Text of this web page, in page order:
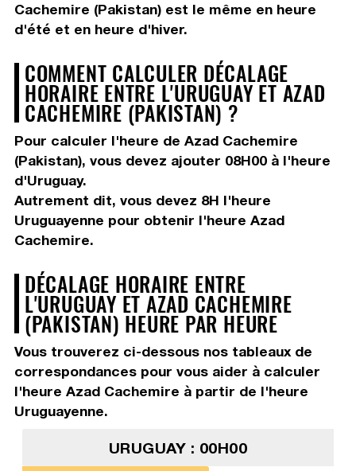
Cachemire (Pakistan) est le même en heure
d'été et en heure d'hiver.
COMMENT CALCULER DÉCALAGE
HORAIRE ENTRE L'URUGUAY ET AZAD
CACHEMIRE (PAKISTAN) ?
Pour calculer l'heure de Azad Cachemire
(Pakistan), vous devez ajouter 08H00à l'heure
d'Uruguay.
Autrement dit, vous devez 8H l'heure
Uruguayenne pour obtenir l'heure Azad
Cachemire.
DÉCALAGE HORAIRE ENTRE
L'URUGUAY ET AZAD CACHEMIRE
(PAKISTAN) HEURE PAR HEURE
Vous trouverez ci-dessous nos tableaux de
correspondances pour vous aider à calculer
l'heure Azad Cachemire à partir de l'heure
Uruguayenne.
URUGUAY : 00H00